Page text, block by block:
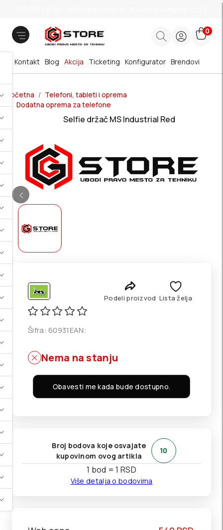
0
Brendovi
Blog Akcija
Kontakt Ticketing Konfigurator
Početna
Telefoni, tableti i oprema
Dodatna oprema za telefone
Selfie držač MS Industrial Red
Podeli proizvod Lista želja
Šifra: 60931EAN:
Nema na stanju
Obavesti me kada bude dostupno.
Broj bodova koje osvajate
kupovinom ovog artikla
10
1 bod = 1 RSD
Više detalja o bodovima